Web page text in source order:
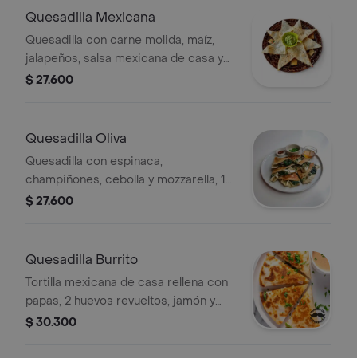
Quesadilla Mexicana
Quesadilla con carne molida, maíz,
jalapeños, salsa mexicana de casa y
mozzarella, 1 pieza.
$ 27.600
Quesadilla Oliva
Quesadilla con espinaca,
champiñones, cebolla y mozzarella, 1
pieza.
$ 27.600
Quesadilla Burrito
Tortilla mexicana de casa rellena con
papas, 2 huevos revueltos, jamón y
queso, 1 pieza.
$ 30.300